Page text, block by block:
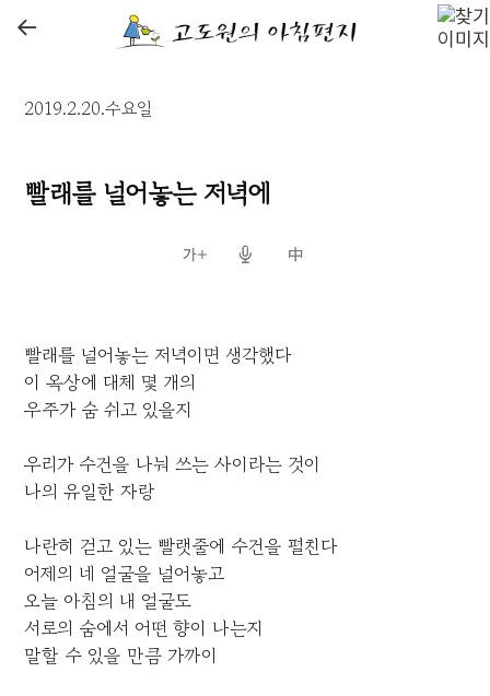
←
2019.2.20.수요일
빨래를 널어놓는 저녁에
빨래를 널어놓는 저녁이면 생각했다
이 옥상에 대체 몇 개의
우주가 숨 쉬고 있을지
우리가 수건을 나눠 쓰는 사이라는 것이
나의 유일한 자랑
나란히 걷고 있는 빨랫줄에 수건을 펼친다
어제의 네 얼굴을 널어놓고
오늘 아침의 내 얼굴도
서로의 숨에서 어떤 향이 나는지
말할 수 있을 만큼 가까이